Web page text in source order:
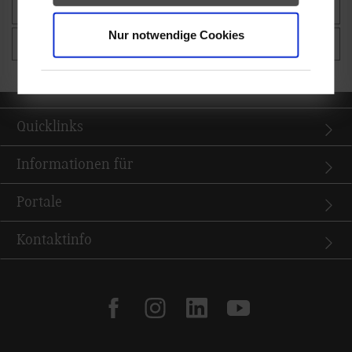
Nur notwendige Cookies
Mathevorkurs
Studierendenportal Maschinenbau
Quicklinks
Informationen für
Portale
Kontaktinfo
facebookinstagramlinkedinyoutube